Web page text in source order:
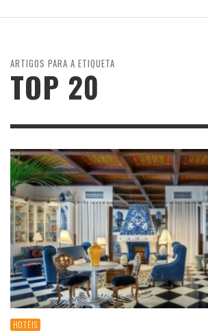
ARTIGOS PARA A ETIQUETA
TOP 20
HOTÉIS